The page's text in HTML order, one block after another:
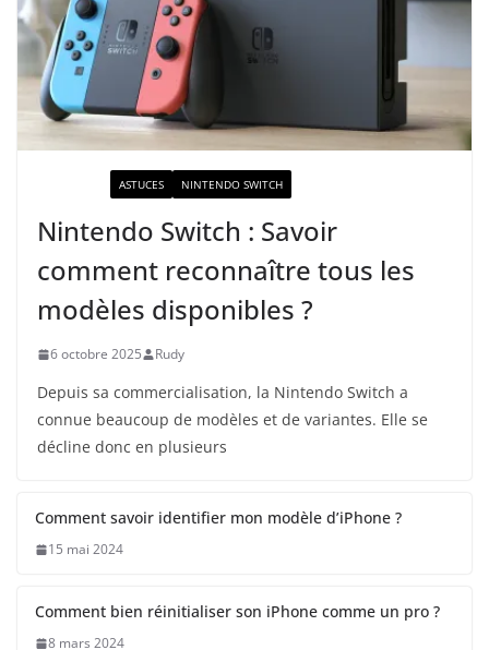
ASTUCES NINTENDO SWITCH
Nintendo Switch : Savoir
comment reconnaître tous les
modèles disponibles ?
6 octobre 2025 Rudy
Depuis sa commercialisation, la Nintendo Switch a
connue beaucoup de modèles et de variantes. Elle se
décline donc en plusieurs
Comment savoir identifier mon modèle d’iPhone ?
15 mai 2024
Comment bien réinitialiser son iPhone comme un pro ?
8 mars 2024